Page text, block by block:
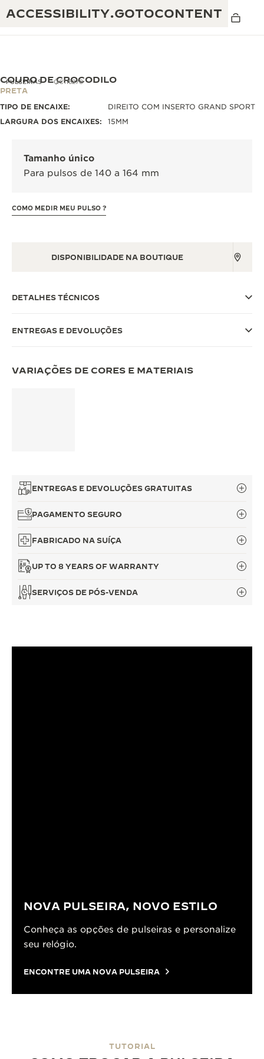
ACCESSIBILITY.GOTOCONTENT
GARANTIA JAEGER-LECOULTRE
GARANTIA DO ATMOS
THE GOLDEN RATIO MUSICAL SHOW
TIMEKEEPER
THE REVERSO STORIES
THE PRECISION PIONEER
EXCELÊNCIA: MAIS DE 190 ANOS
ENGENHOSIDADE: MAIS DE 1400 CALIBRES
PULSEIRAS QC115270
COURO DE CROCODILO
PRETA
TIPO DE ENCAIXE:
DIREITO COM INSERTO GRAND SPORT
LARGURA DOS ENCAIXES:
15MM
Tamanho único
Para pulsos de 140 a 164 mm
COMO MEDIR MEU PULSO ?
DISPONIBILIDADE NA BOUTIQUE
DETALHES TÉCNICOS
ENTREGAS E DEVOLUÇÕES
VARIAÇÕES DE CORES E MATERIAIS
ENTREGAS E DEVOLUÇÕES GRATUITAS
PAGAMENTO SEGURO
FABRICADO NA SUÍÇA
UP TO 8 YEARS OF WARRANTY
SERVIÇOS DE PÓS-VENDA
NOVA PULSEIRA, NOVO ESTILO
Conheça as opções de pulseiras e personalize
seu relógio.
ENCONTRE UMA NOVA PULSEIRA
TUTORIAL